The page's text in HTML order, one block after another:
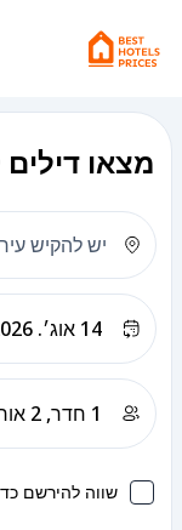
מצאו
שווה להירשם